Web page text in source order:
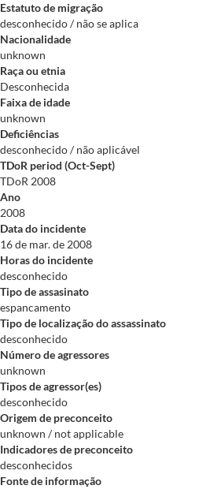
Estatuto de migração
desconhecido / não se aplica
Nacionalidade
unknown
Raça ou etnia
Desconhecida
Faixa de idade
unknown
Deficiências
desconhecido / não aplicável
TDoR period (Oct-Sept)
TDoR 2008
Ano
2008
Data do incidente
16 de mar. de 2008
Horas do incidente
desconhecido
Tipo de assasinato
espancamento
Tipo de localização do assassinato
desconhecido
Número de agressores
unknown
Tipos de agressor(es)
desconhecido
Origem de preconceito
unknown / not applicable
Indicadores de preconceito
desconhecidos
Fonte de informação